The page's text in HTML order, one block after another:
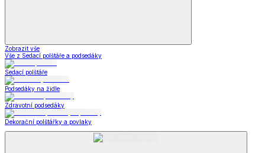
Zobrazit vše
Vše z Sedací polštáře a podsedáky
Sedací polštáře
Podsedáky na židle
Zdravotní podsedáky
Dekorační polštářky a povlaky